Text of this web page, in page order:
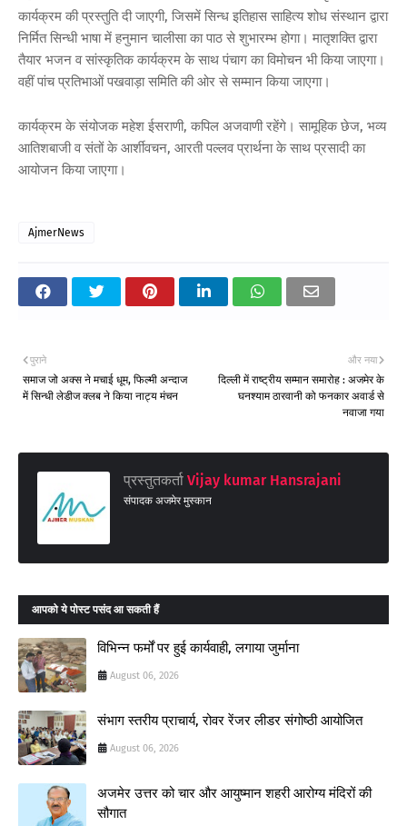
कार्यक्रम की प्रस्तुति दी जाएगी, जिसमें सिन्ध इतिहास साहित्य शोध संस्थान द्वारा
निर्मित सिन्धी भाषा में हनुमान चालीसा का पाठ से शुभारम्भ होगा। मातृशक्ति द्वारा
तैयार भजन व सांस्कृतिक कार्यक्रम के साथ पंचाग का विमोचन भी किया जाएगा।
वहीं पांच प्रतिभाओं पखवाड़ा समिति की ओर से सम्मान किया जाएगा।
कार्यक्रम के संयोजक महेश ईसराणी, कपिल अजवाणी रहेंगे। सामूहिक छेज, भव्य
आतिशबाजी व संतों के आर्शीवचन, आरती पल्लव प्रार्थना के साथ प्रसादी का
आयोजन किया जाएगा।
AjmerNews
और नया
दिल्ली में राष्ट्रीय सम्मान समारोह : अजमेर के
घनश्याम ठारवानी को फनकार अवार्ड से
नवाजा गया
पुराने
समाज जो अक्स ने मचाई धूम, फिल्मी अन्दाज
में सिन्धी लेडीज क्लब ने किया नाट्य मंचन
प्रस्तुतकर्ता Vijay kumar Hansrajani
संपादक अजमेर मुस्कान
आपको ये पोस्ट पसंद आ सकती हैं
विभिन्न फर्मों पर हुई कार्यवाही, लगाया जुर्माना
August 06, 2026
संभाग स्तरीय प्राचार्य, रोवर रेंजर लीडर संगोष्ठी आयोजित
August 06, 2026
अजमेर उत्तर को चार और आयुष्मान शहरी आरोग्य मंदिरों की
सौगात